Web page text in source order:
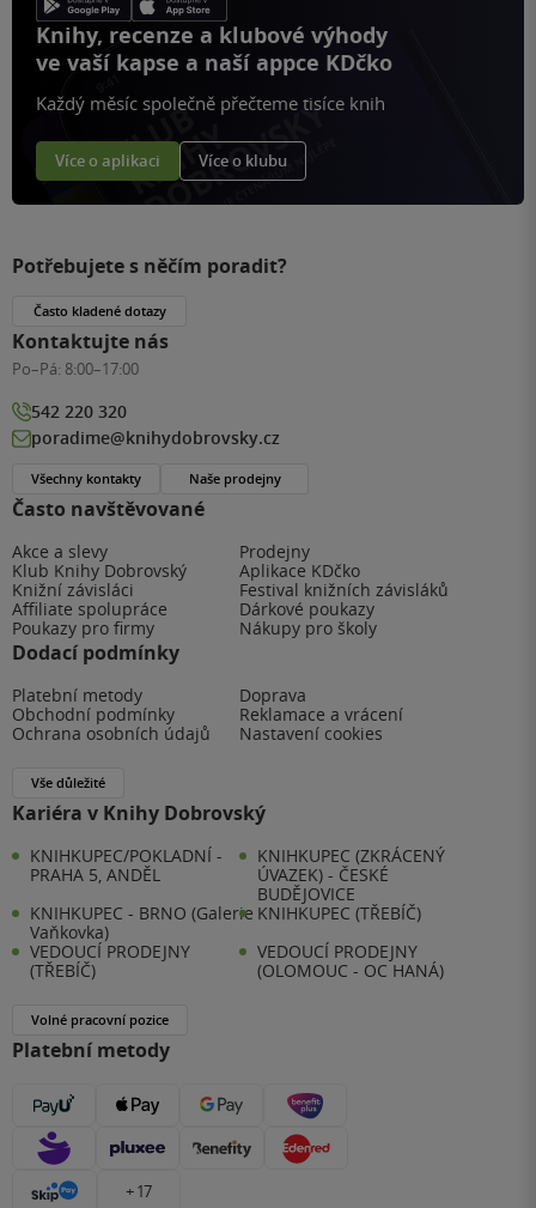
Knihy, recenze a klubové výhody
ve vaší kapse a naší appce KDčko
Každý měsíc společně přečteme tisíce knih
Více o aplikaci Více o klubu
Často navštěvované
Akce a slevy
Prodejny
Klub Knihy Dobrovský
Aplikace KDčko
Knižní závisláci
Festival knižních závisláků
Affiliate spolupráce
Dárkové poukazy
Poukazy pro firmy
Nákupy pro školy
Dodací podmínky
Platební metody
Doprava
Obchodní podmínky
Reklamace a vrácení
Ochrana osobních údajů
Nastavení cookies
Vše důležité
Kariéra v Knihy Dobrovský
KNIHKUPEC/POKLADNÍ -
PRAHA 5, ANDĚL
KNIHKUPEC (ZKRÁCENÝ
ÚVAZEK) - ČESKÉ
BUDĚJOVICE
KNIHKUPEC - BRNO (Galerie
Vaňkovka)
KNIHKUPEC (TŘEBÍČ)
VEDOUCÍ PRODEJNY
(TŘEBÍČ)
VEDOUCÍ PRODEJNY
(OLOMOUC - OC HANÁ)
Volné pracovní pozice
Platební metody
+ 17
Potřebujete s něčím poradit?
Často kladené dotazy
Kontaktujte nás
Po–Pá: 8:00–17:00
542 220 320
poradime@knihydobrovsky.cz
Všechny kontakty Naše prodejny